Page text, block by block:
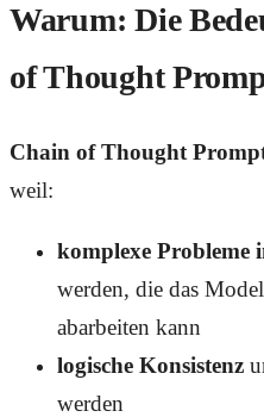
Warum: Die
of Thought
Chain of Thought
weil:
komplexe Probleme
werden, die das
abarbeiten kann
logische Konsistenz
werden